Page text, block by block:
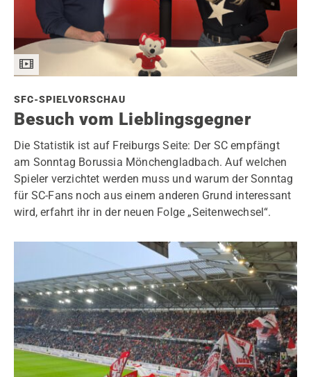
SFC-SPIELVORSCHAU
Besuch vom Lieblingsgegner
Die Statistik ist auf Freiburgs Seite: Der SC empfängt
am Sonntag Borussia Mönchengladbach. Auf welchen
Spieler verzichtet werden muss und warum der Sonntag
für SC-Fans noch aus einem anderen Grund interessant
wird, erfahrt ihr in der neuen Folge „Seitenwechsel“.